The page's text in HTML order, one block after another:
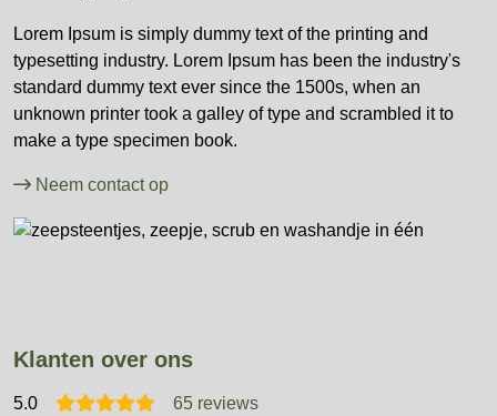
Lorem Ipsum is simply dummy text of the printing and
typesetting industry. Lorem Ipsum has been the industry's
standard dummy text ever since the 1500s, when an
unknown printer took a galley of type and scrambled it to
make a type specimen book.
Neem contact op
Klanten over ons
5.0 65 reviews